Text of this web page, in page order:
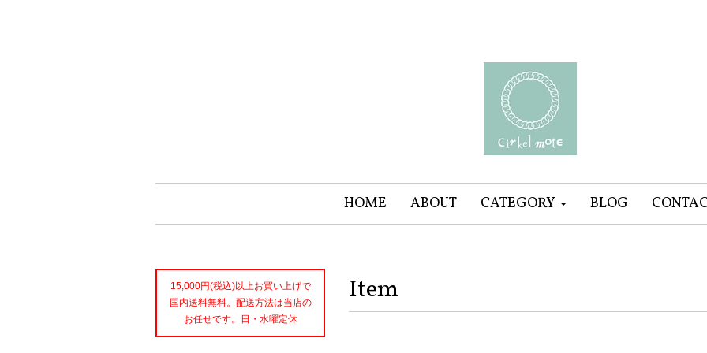
HOME ABOUT CATEGORY BLOG
Item
15,000円(税込)以上お買い上げで
国内送料無料。配送方法は当店の
お任せです。日・水曜定休